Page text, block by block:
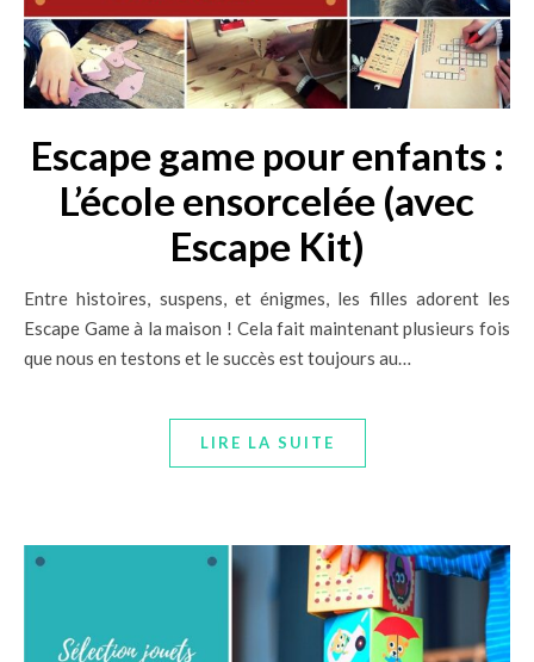
Escape game pour enfants :
L’école ensorcelée (avec
Escape Kit)
Entre histoires, suspens, et énigmes, les filles adorent les
Escape Game à la maison ! Cela fait maintenant plusieurs fois
que nous en testons et le succès est toujours au…
LIRE LA SUITE